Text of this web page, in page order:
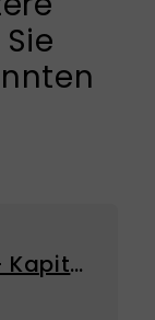
Charmante Immobilie – Kapitalanlage mit Perspektive zur Eigennutzung